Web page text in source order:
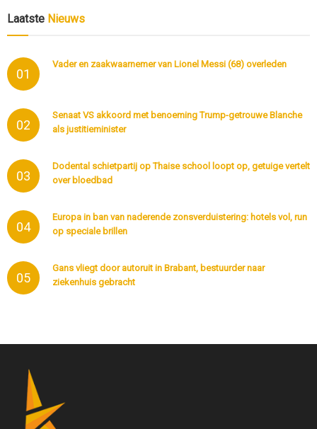
Laatste Nieuws
01
Vader en zaakwaarnemer van Lionel Messi (68) overleden
02
Senaat VS akkoord met benoeming Trump-getrouwe Blanche
als justitieminister
03
Dodental schietpartij op Thaise school loopt op, getuige vertelt
over bloedbad
04
Europa in ban van naderende zonsverduistering: hotels vol, run
op speciale brillen
05
Gans vliegt door autoruit in Brabant, bestuurder naar
ziekenhuis gebracht